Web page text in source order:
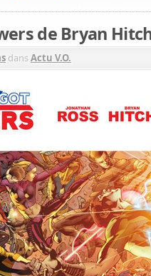
de Bryan
dansActu V.O.